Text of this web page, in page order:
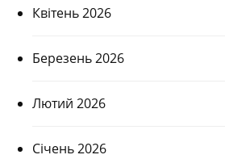
Квітень 2026
Березень 2026
Лютий 2026
Січень 2026